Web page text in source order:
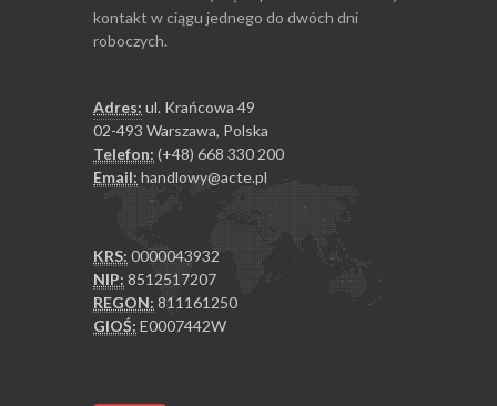
kontakt w ciągu jednego do dwóch dni
roboczych.
Adres: ul. Krańcowa 49
02-493 Warszawa, Polska
Telefon: (+48) 668 330 200
Email: handlowy@acte.pl
KRS: 0000043932
NIP: 8512517207
REGON: 811161250
GIOŚ: E0007442W